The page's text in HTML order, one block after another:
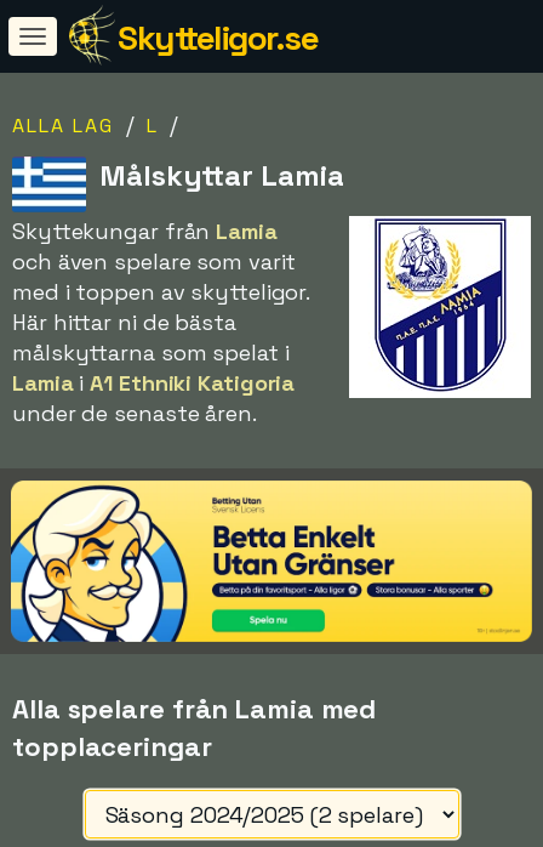
Skytteligor.se
ALLA LAG / L /
Målskyttar Lamia
Skyttekungar från Lamia
och även spelare som varit
med i toppen av skytteligor.
Här hittar ni de bästa
målskyttarna som spelat i
LamiaiA1 Ethniki Katigoria
under de senaste åren.
Alla spelare från Lamia med
topplaceringar